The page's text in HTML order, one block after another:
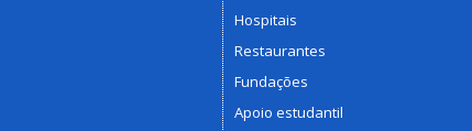
Hospitais
Restaurantes
Fundações
Apoio estudantil